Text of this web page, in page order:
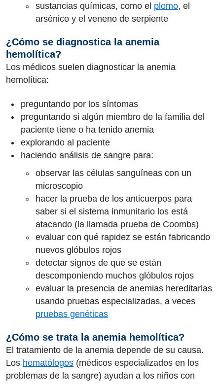
sustancias químicas, como el plomo, el
arsénico y el veneno de serpiente
¿Cómo se diagnostica la anemia
hemolítica?
Los médicos suelen diagnosticar la anemia
hemolítica:
preguntando por los síntomas
preguntando si algún miembro de la familia del
paciente tiene o ha tenido anemia
explorando al paciente
haciendo análisis de sangre para:
observar las células sanguíneas con un
microscopio
hacer la prueba de los anticuerpos para
saber si el sistema inmunitario los está
atacando (la llamada prueba de Coombs)
evaluar con qué rapidez se están fabricando
nuevos glóbulos rojos
detectar signos de que se están
descomponiendo muchos glóbulos rojos
evaluar la presencia de anemias hereditarias
usando pruebas especializadas, a veces
pruebas genéticas
¿Cómo se trata la anemia hemolítica?
El tratamiento de la anemia depende de su causa.
Los hematólogos (médicos especializados en los
problemas de la sangre) ayudan a los niños con